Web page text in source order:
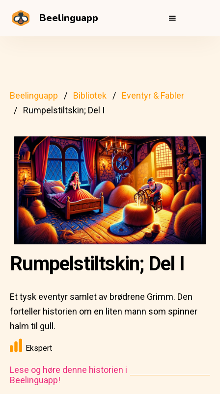
Beelinguapp
Beelinguapp Bibliotek
Eventyr & Fabler
Rumpelstiltskin; Del I
Rumpelstiltskin; Del I
Et tysk eventyr samlet av brødrene Grimm. Den
forteller historien om en liten mann som spinner
halm til gull.
Ekspert
Lese og høre denne historien i
Beelinguapp!